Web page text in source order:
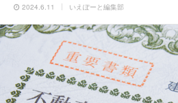
2024.6.11 いえぽーと編集部